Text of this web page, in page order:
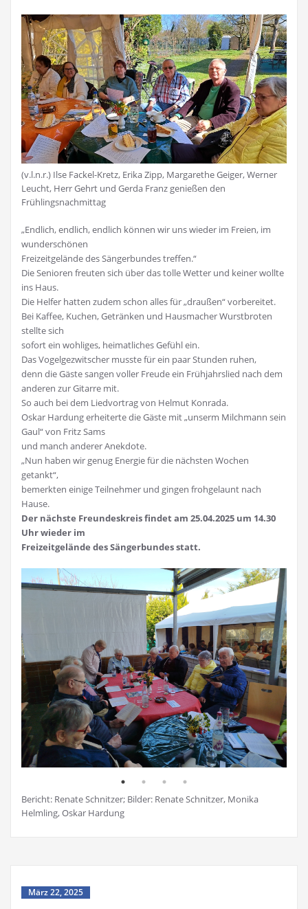
(v.l.n.r.) Ilse Fackel-Kretz, Erika Zipp, Margarethe Geiger, Werner
Leucht, Herr Gehrt und Gerda Franz genießen den
Frühlingsnachmittag
„Endlich, endlich, endlich können wir uns wieder im Freien, im
wunderschönen
Freizeitgelände des Sängerbundes treffen.“
Die Senioren freuten sich über das tolle Wetter und keiner wollte
ins Haus.
Die Helfer hatten zudem schon alles für „draußen“ vorbereitet.
Bei Kaffee, Kuchen, Getränken und Hausmacher Wurstbroten
stellte sich
sofort ein wohliges, heimatliches Gefühl ein.
Das Vogelgezwitscher musste für ein paar Stunden ruhen,
denn die Gäste sangen voller Freude ein Frühjahrslied nach dem
anderen zur Gitarre mit.
So auch bei dem Liedvortrag von Helmut Konrada.
Oskar Hardung erheiterte die Gäste mit „unserm Milchmann sein
Gaul“ von Fritz Sams
und manch anderer Anekdote.
„Nun haben wir genug Energie für die nächsten Wochen
getankt“,
bemerkten einige Teilnehmer und gingen frohgelaunt nach
Hause.
Der nächste Freundeskreis findet am 25.04.2025 um 14.30
Uhr wieder im
Freizeitgelände des Sängerbundes statt.
Bericht: Renate Schnitzer; Bilder: Renate Schnitzer, Monika
Helmling, Oskar Hardung
März 22, 2025